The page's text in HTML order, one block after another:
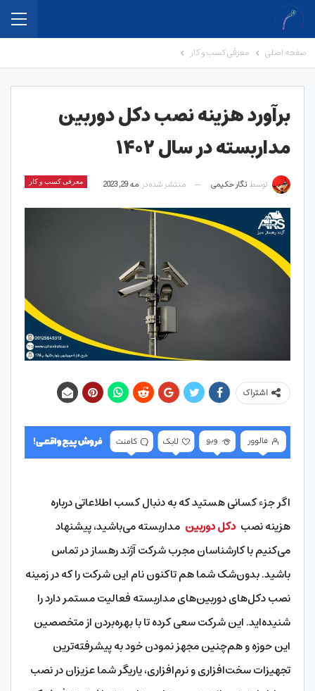
صفحه اصلی معرفی کسب و کار
برآورد هزینه نصب دکل دوربین
مداربسته در سال ۱۴۰۲
معرفی کسب و کار توسط نگار حکیمی منتشر شده در مه 29, 2023
اشتراک
اگر جزء کسانی هستید که به دنبال کسب اطلاعاتی درباره
هزینه نصبدکل دوربین مداربسته می‌باشید، پیشنهاد
می‌کنیم با کارشناسان مجرب شرکت آژند رهساز در تماس
باشید. بدون‌شک شما هم تاکنون نام این شرکت را که در زمینه
نصب دکل‌های دوربین‌های مداربسته فعالیت مستمر دارد را
شنیده‌اید. این شرکت سعی کرده تا با بهره‌بردن از متخصصین
این حوزه و هم‌چنین مجهز نمودن خود به پیشرفته‌ترین
تجهیزات سخت‌افزاری و نرم‌افزاری، یاریگر شما عزیزان در نصب